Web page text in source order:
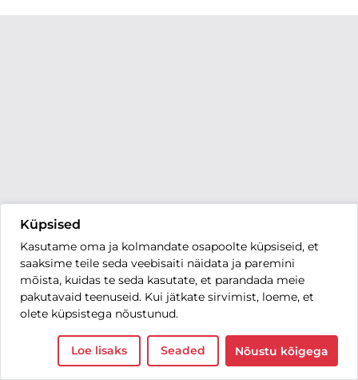
Küpsised
Kasutame oma ja kolmandate osapoolte küpsiseid, et
saaksime teile seda veebisaiti näidata ja paremini
mõista, kuidas te seda kasutate, et parandada meie
pakutavaid teenuseid. Kui jätkate sirvimist, loeme, et
olete küpsistega nõustunud.
Loe lisaks Seaded Nõustu kõigega